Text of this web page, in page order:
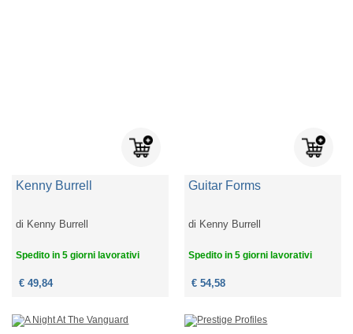
Kenny Burrell
di Kenny Burrell
Spedito in 5 giorni lavorativi
€ 49,84
Guitar Forms
di Kenny Burrell
Spedito in 5 giorni lavorativi
€ 54,58